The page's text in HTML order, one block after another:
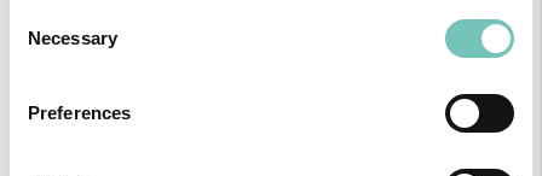
Selection
Necessary
Preferences
21 Maio -
8 Setembro -Feriado Municipal de Odemira